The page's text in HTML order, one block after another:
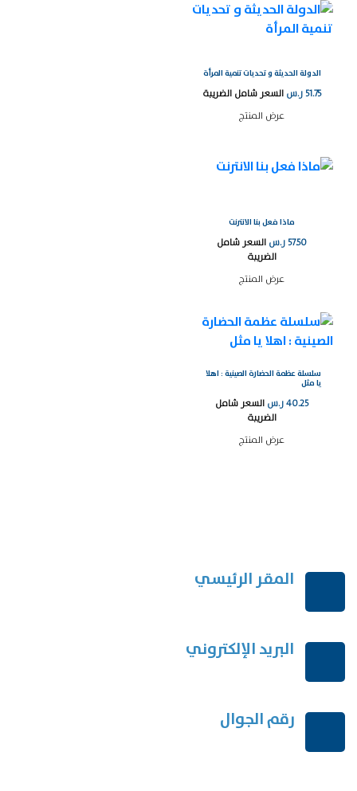
الدولة الحديثة و تحديات تنمية المرأة
51.75 ر.س السعر شامل الضريبة
عرض المنتج
ماذا فعل بنا الانترنت
57.50ر.س السعر شامل
الضريبة
عرض المنتج
سلسلة عظمة الحضارة الصينية : اهلا
يا مثل
40.25ر.س السعر شامل
الضريبة
عرض المنتج
المقر الرئيسي
البريد الإلكتروني
رقم الجوال